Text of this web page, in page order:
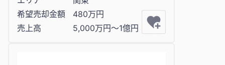
希望売却金額
480万円
売上高
5,000万円〜1億円